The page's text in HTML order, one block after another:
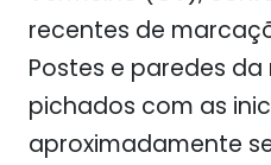
recentes de
Postes e paredes
pichados com as
aproximadamente